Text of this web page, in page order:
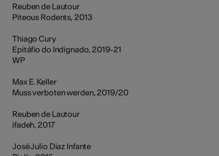
Reuben de Lautour
Piteous Rodents, 2013
Thiago Cury
Epitáfio do Indignado, 2019-21
WP
Max E. Keller
Muss verboten werden, 2019/20
Reuben de Lautour
ifadeh, 2017
José Julio Diaz Infante